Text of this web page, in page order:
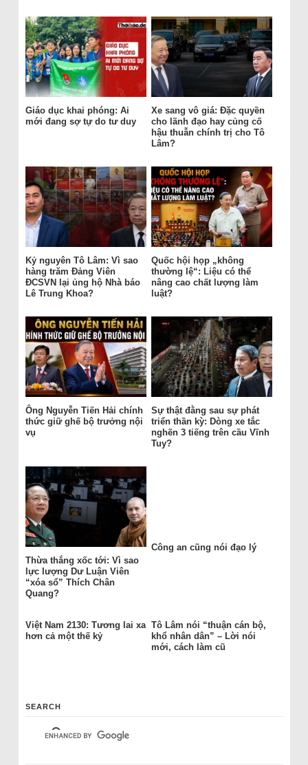
Giáo dục khai phóng: Ai
mới đang sợ tự do tư duy
Xe sang vô giá: Đặc quyền
cho lãnh đạo hay củng cố
hậu thuẫn chính trị cho Tô
Lâm?
Kỷ nguyên Tô Lâm: Vì sao
hàng trăm Đảng Viên
ĐCSVN lại ủng hộ Nhà báo
Lê Trung Khoa?
Quốc hội họp „không
thường lệ“: Liệu có thể
nâng cao chất lượng làm
luật?
Ông Nguyễn Tiến Hải chính
thức giữ ghế bộ trưởng nội
vụ
Sự thật đằng sau sự phát
triển thần kỳ: Dòng xe tắc
nghẽn 3 tiếng trên cầu Vĩnh
Tuy?
Thừa thắng xốc tới: Vì sao
lực lượng Dư Luận Viên
“xóa sổ” Thích Chân
Quang?
Công an cũng nói đạo lý
Việt Nam 2130: Tương lai xa
hơn cả một thế kỷ
Tô Lâm nói “thuận cán bộ,
khổ nhân dân” – Lời nói
mới, cách làm cũ
SEARCH